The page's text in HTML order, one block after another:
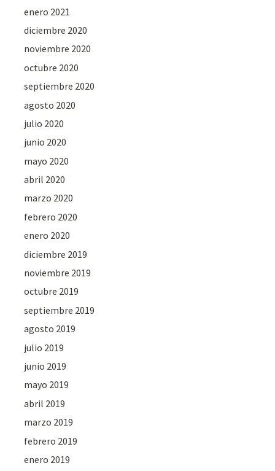
enero 2021
diciembre 2020
noviembre 2020
octubre 2020
septiembre 2020
agosto 2020
julio 2020
junio 2020
mayo 2020
abril 2020
marzo 2020
febrero 2020
enero 2020
diciembre 2019
noviembre 2019
octubre 2019
septiembre 2019
agosto 2019
julio 2019
junio 2019
mayo 2019
abril 2019
marzo 2019
febrero 2019
enero 2019